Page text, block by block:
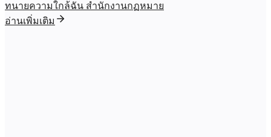
ทนายความใกล้ฉัน สำนักงานกฏหมาย
อ่านเพิ่มเติม